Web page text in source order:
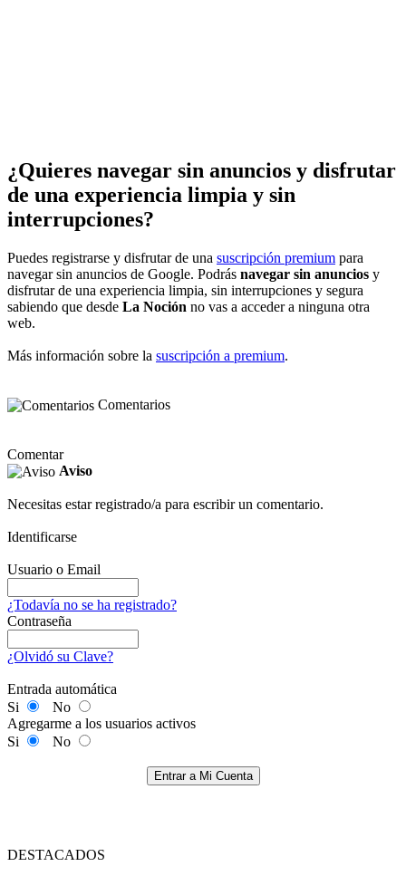
¿Quieres navegar sin anuncios y disfrutar
de una experiencia limpia y sin
interrupciones?
Puedes registrarse y disfrutar de una suscripción premium para
navegar sin anuncios de Google. Podrás navegar sin anuncios y
disfrutar de una experiencia limpia, sin interrupciones y segura
sabiendo que desde La Noción no vas a acceder a ninguna otra
web.
Más información sobre la suscripción a premium.
Comentarios
Comentar
Aviso
Necesitas estar registrado/a para escribir un comentario.
Identificarse
Usuario o Email
¿Todavía no se ha registrado?
Contraseña
¿Olvidó su Clave?
Entrada automática
Si
No
Agregarme a los usuarios activos
Si
No
Entrar a Mi Cuenta
DESTACADOS